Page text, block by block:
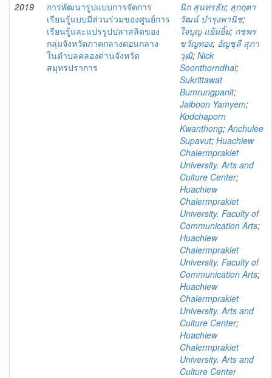
2019
การพัฒนารูปแบบการจัดการ
เรียนรู้แบบมีส่วนร่วมของศูนย์การ
เรียนรู้และแปรรูปปลาสลิดของ
กลุ่มจังหวัดภาคกลางตอนกลาง
ในตำบลคลองด่านจังหวัด
สมุทรปราการ
นิก สุนทรธัย; สุกฤตา
วัฒน์ บำรุงพานิช;
ใจบุญ แย้มยิ้ม; กชพร
ขวัญทอง; อัญชุลี สุภา
วุฒิ; Nick
Soonthorndhai;
Sukrittawat
Bumrungpanit;
Jaiboon Yamyem;
Kodchaporn
Kwanthong;Anchulee
Supavut; Huachiew
Chalermprakiet
University. Arts and
Culture Center;
Huachiew
Chalermprakiet
University. Faculty of
Communication Arts;
Huachiew
Chalermprakiet
University. Faculty of
Communication Arts;
Huachiew
Chalermprakiet
University. Arts and
Culture Center;
Huachiew
Chalermprakiet
University. Arts and
Culture Center